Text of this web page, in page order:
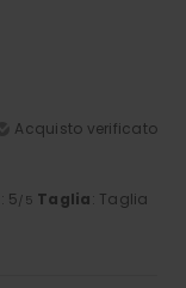
Acquisto verificato
: 5 /5 Taglia: Taglia